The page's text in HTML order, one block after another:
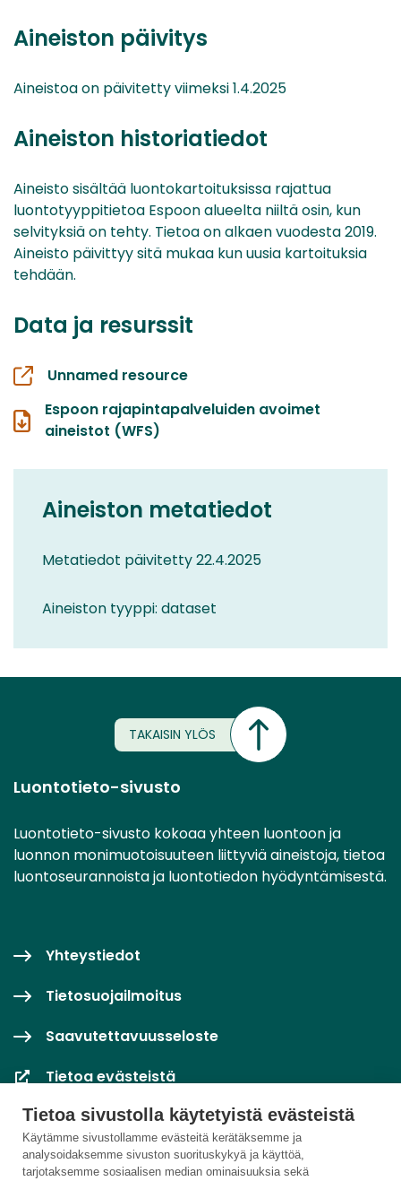
Tietoa sivustolla käytetyistä evästeistä
Käytämme sivustollamme evästeitä kerätäksemme ja
analysoidaksemme sivuston suorituskykyä ja käyttöä,
tarjotaksemme sosiaalisen median ominaisuuksia sekä
Aineiston päivitys
Aineistoa on päivitetty viimeksi 1.4.2025
Aineiston historiatiedot
Aineisto sisältää luontokartoituksissa rajattua
luontotyyppitietoa Espoon alueelta niiltä osin, kun
selvityksiä on tehty. Tietoa on alkaen vuodesta 2019.
Aineisto päivittyy sitä mukaa kun uusia kartoituksia
tehdään.
Data ja resurssit
Unnamed resource
Espoon rajapintapalveluiden avoimet
aineistot (WFS)
Aineiston metatiedot
Metatiedot päivitetty 22.4.2025
Aineiston tyyppi: dataset
TAKAISIN YLÖS
Luontotieto-sivusto
Luontotieto-sivusto kokoaa yhteen luontoon ja
luonnon monimuotoisuuteen liittyviä aineistoja, tietoa
luontoseurannoista ja luontotiedon hyödyntämisestä.
Yhteystiedot
Tietosuojailmoitus
Saavutettavuusseloste
Tietoa evästeistä
Evästeasetukset